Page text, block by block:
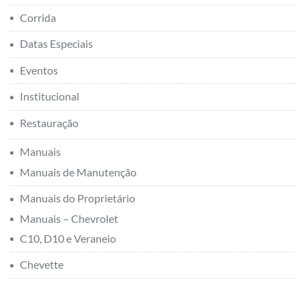
Corrida
Datas Especiais
Eventos
Institucional
Restauração
Manuais
Manuais de Manutenção
Manuais do Proprietário
Manuais – Chevrolet
C10, D10 e Veraneio
Chevette